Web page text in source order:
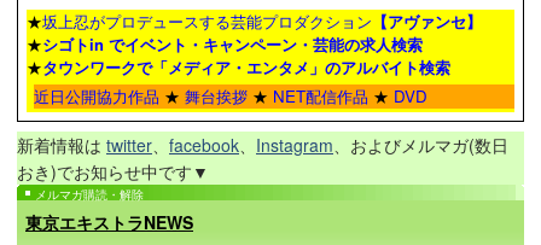
★坂上忍がプロデュースする芸能プロダクション 【アヴァンセ】
★シゴトin でイベント・キャンペーン・芸能の求人検索
★タウンワークで「メディア・エンタメ」のアルバイト検索
近日公開協力作品 ★ 舞台挨拶 ★ NET配信作品 ★ DVD
新着情報は twitter、 facebook、 Instagram、およびメルマガ(数日
おき)でお知らせ中です▼
メルマガ購読・解除
東京エキストラNEWS